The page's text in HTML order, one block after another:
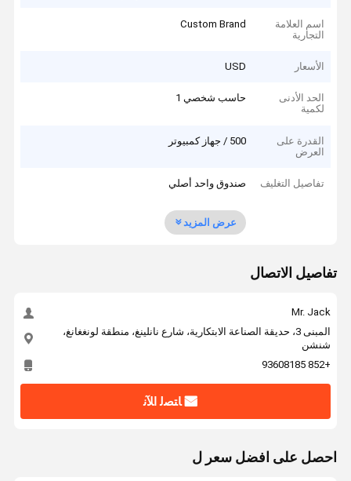
اسم العلامة
التجارية
Custom Brand
الأسعار USD
الحد الأدنى
لكمية
حاسب شخصي 1
القدرة على
العرض
500 / جهاز كمبيوتر
تفاصيل التغليف صندوق واحد أصلي
عرض المزيد
تفاصيل الاتصال
Mr. Jack
المبنى 3، حديقة الصناعة الابتكارية، شارع نانلينغ، منطقة لونغغانغ،
شنشن
+852 93608185
ﺎﺘﺼﻟ ﺍﻶﻧ
احصل على افضل سعر ل